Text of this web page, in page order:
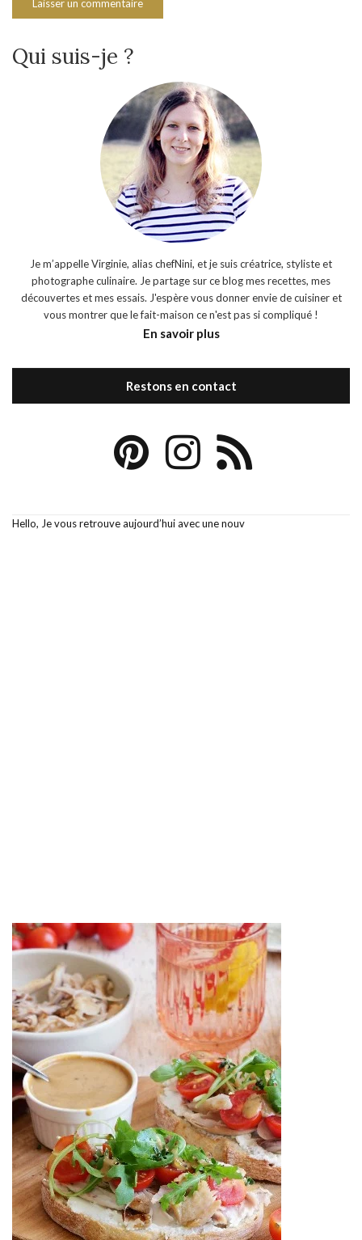
Qui suis-je ?
Je m’appelle Virginie, alias chefNini, et je suis créatrice, styliste et
photographe culinaire. Je partage sur ce blog mes recettes, mes
découvertes et mes essais. J'espère vous donner envie de cuisiner et
vous montrer que le fait-maison ce n'est pas si compliqué !
En savoir plus
Restons en contact
Hello, Je vous retrouve aujourd’hui avec une nouv